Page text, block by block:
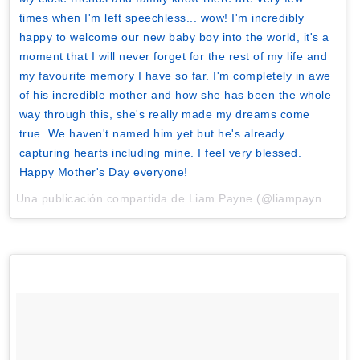
times when I'm left speechless... wow! I'm incredibly
happy to welcome our new baby boy into the world, it's a
moment that I will never forget for the rest of my life and
my favourite memory I have so far. I'm completely in awe
of his incredible mother and how she has been the whole
way through this, she's really made my dreams come
true. We haven't named him yet but he's already
capturing hearts including mine. I feel very blessed.
Happy Mother's Day everyone!